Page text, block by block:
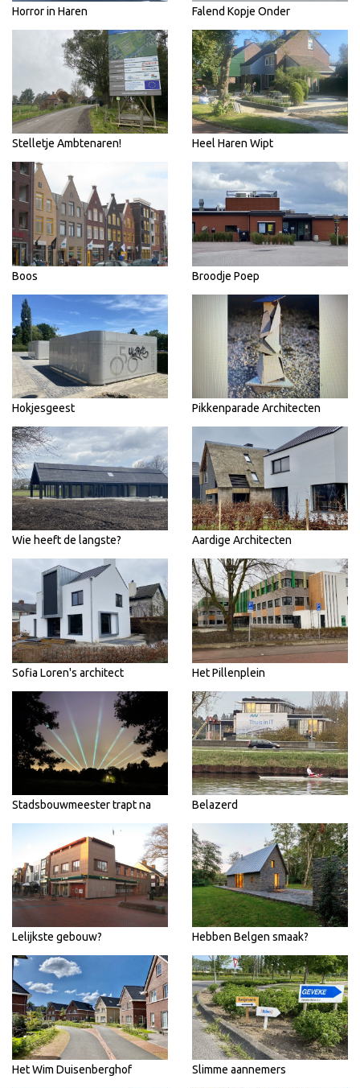
Horror in Haren Falend Kopje Onder
Stelletje Ambtenaren! Heel Haren Wipt
Boos Broodje Poep
Hokjesgeest Pikkenparade Architecten
Wie heeft de langste? Aardige Architecten
Sofia Loren's architect Het Pillenplein
Stadsbouwmeester trapt na Belazerd
Lelijkste gebouw? Hebben Belgen smaak?
Het Wim Duisenberghof Slimme aannemers